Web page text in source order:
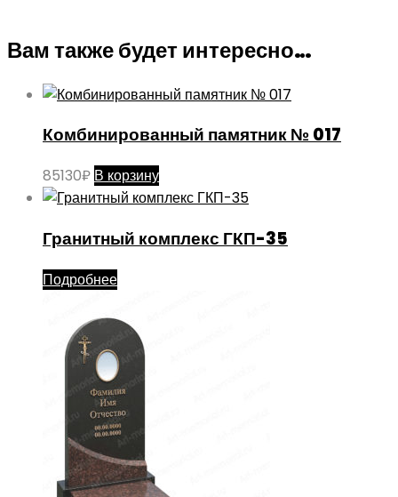
Вам также будет интересно…
Комбинированный памятник № 017
85130₽ В корзину
Гранитный комплекс ГКП-35
Подробнее